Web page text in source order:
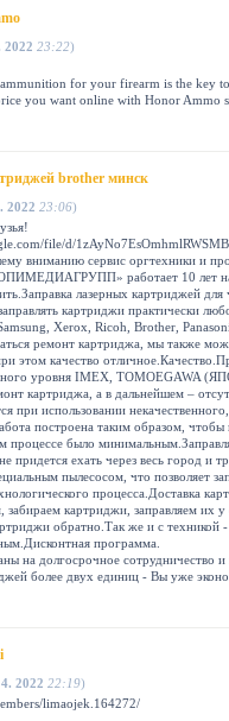
2022 23:22)
for your firearm is the key
you want online with Honor Ammo
brother минск
2022 23:06)
file/d/
вниманию сервис оргтехники и
работает 10 лет
лазерных картриджей
картриджи практически
Xerox, Ricoh, Brother,
ремонт картриджа, мы также
этом качество
уровня IMEX, TOMOEGAWA
картриджа, а в дальнейшем –
при использовании
построена таким образом,
процессе было
придется ехать через весь город и
пылесосом, что позволяет
процесса.Доставка
забираем картриджи, заправляем их у
обратно.Так же и с техникой
программа.
на долгосрочное сотрудничество
более двух единиц - Вы уже
2022 22:19)
limaojek.164272/